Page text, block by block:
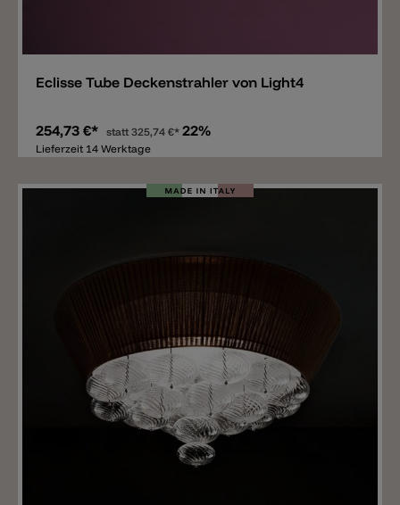
Eclisse Tube Deckenstrahler von Light4
254,73 €* statt325,74 €* 22%
Lieferzeit 14 Werktage